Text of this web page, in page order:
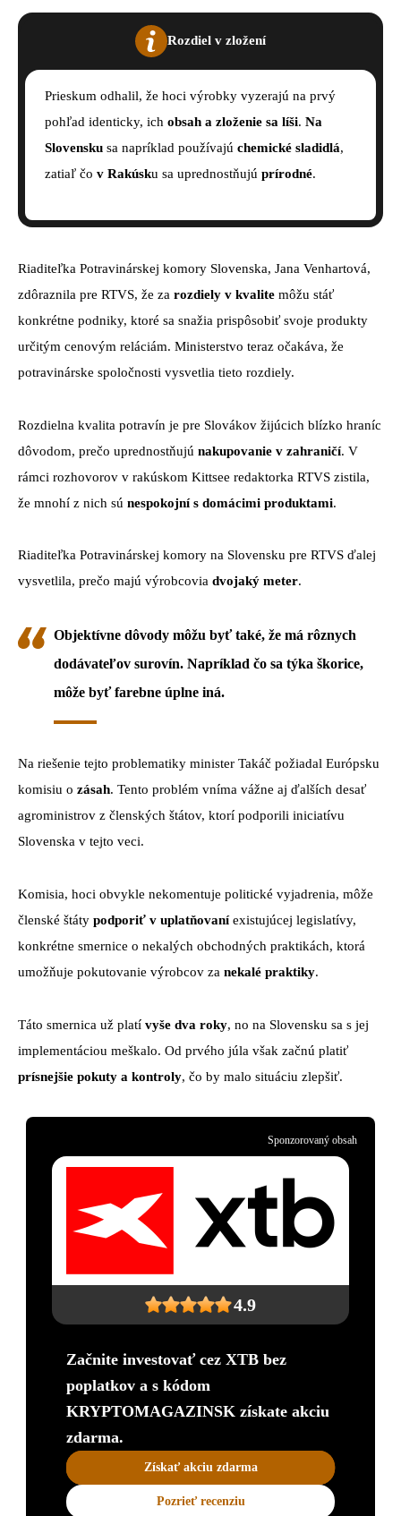
Rozdiel v zložení
Prieskum odhalil, že hoci výrobky vyzerajú na prvý
pohľad identicky, ich obsah a zloženie sa líši. Na
Slovensku sa napríklad používajú chemické sladidlá,
zatiaľ čo v Rakúsku sa uprednostňujú prírodné.
Riaditeľka Potravinárskej komory Slovenska, Jana Venhartová,
zdôraznila pre RTVS, že za rozdiely v kvalite môžu stáť
konkrétne podniky, ktoré sa snažia prispôsobiť svoje produkty
určitým cenovým reláciám. Ministerstvo teraz očakáva, že
potravinárske spoločnosti vysvetlia tieto rozdiely.
Rozdielna kvalita potravín je pre Slovákov žijúcich blízko hraníc
dôvodom, prečo uprednostňujú nakupovanie v zahraničí. V
rámci rozhovorov v rakúskom Kittsee redaktorka RTVS zistila,
že mnohí z nich sú nespokojní s domácimi produktami.
Riaditeľka Potravinárskej komory na Slovensku pre RTVS ďalej
vysvetlila, prečo majú výrobcovia dvojaký meter.
Objektívne dôvody môžu byť také, že má rôznych
dodávateľov surovín. Napríklad čo sa týka škorice,
môže byť farebne úplne iná.
Na riešenie tejto problematiky minister Takáč požiadal Európsku
komisiu o zásah. Tento problém vníma vážne aj ďalších desať
agroministrov z členských štátov, ktorí podporili iniciatívu
Slovenska v tejto veci.
Komisia, hoci obvykle nekomentuje politické vyjadrenia, môže
členské štáty podporiť v uplatňovaníexistujúcej legislatívy,
konkrétne smernice o nekalých obchodných praktikách, ktorá
umožňuje pokutovanie výrobcov za nekalé praktiky.
Táto smernica už platí vyše dva roky, no na Slovensku sa s jej
implementáciou meškalo. Od prvého júla však začnú platiť
prísnejšie pokuty a kontroly, čo by malo situáciu zlepšiť.
4.9
Začnite investovať cez XTB bez
poplatkov a s kódom
KRYPTOMAGAZINSK získate akciu
zdarma.
Získať akciu zdarma
Pozrieť recenziu
Sponzorovaný obsah